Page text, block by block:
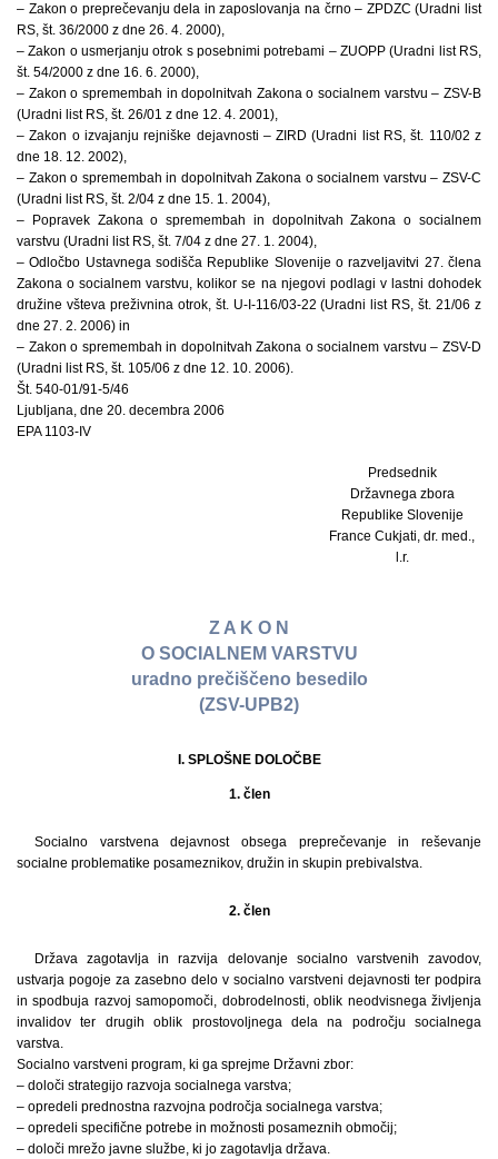
– Zakon o preprečevanju dela in zaposlovanja na črno – ZPDZC (Uradni list
RS, št. 36/2000 z dne 26. 4. 2000),
– Zakon o usmerjanju otrok s posebnimi potrebami – ZUOPP (Uradni list RS,
št. 54/2000 z dne 16. 6. 2000),
– Zakon o spremembah in dopolnitvah Zakona o socialnem varstvu – ZSV-B
(Uradni list RS, št. 26/01 z dne 12. 4. 2001),
– Zakon o izvajanju rejniške dejavnosti – ZIRD (Uradni list RS, št. 110/02 z
dne 18. 12. 2002),
– Zakon o spremembah in dopolnitvah Zakona o socialnem varstvu – ZSV-C
(Uradni list RS, št. 2/04 z dne 15. 1. 2004),
– Popravek Zakona o spremembah in dopolnitvah Zakona o socialnem
varstvu (Uradni list RS, št. 7/04 z dne 27. 1. 2004),
– Odločbo Ustavnega sodišča Republike Slovenije o razveljavitvi 27. člena
Zakona o socialnem varstvu, kolikor se na njegovi podlagi v lastni dohodek
družine všteva preživnina otrok, št. U-I-116/03-22 (Uradni list RS, št. 21/06 z
dne 27. 2. 2006) in
– Zakon o spremembah in dopolnitvah Zakona o socialnem varstvu – ZSV-D
(Uradni list RS, št. 105/06 z dne 12. 10. 2006).
Št. 540-01/91-5/46
Ljubljana, dne 20. decembra 2006
EPA 1103-IV
Predsednik
Državnega zbora
Republike Slovenije
France Cukjati, dr. med.,
l.r.
Z A K O N
O SOCIALNEM VARSTVU
uradno prečiščeno besedilo
(ZSV-UPB2)
I. SPLOŠNE DOLOČBE
1. člen
Socialno varstvena dejavnost obsega preprečevanje in reševanje
socialne problematike posameznikov, družin in skupin prebivalstva.
2. člen
Država zagotavlja in razvija delovanje socialno varstvenih zavodov,
ustvarja pogoje za zasebno delo v socialno varstveni dejavnosti ter podpira
in spodbuja razvoj samopomoči, dobrodelnosti, oblik neodvisnega življenja
invalidov ter drugih oblik prostovoljnega dela na področju socialnega
varstva.
Socialno varstveni program, ki ga sprejme Državni zbor:
– določi strategijo razvoja socialnega varstva;
– opredeli prednostna razvojna področja socialnega varstva;
– opredeli specifične potrebe in možnosti posameznih območij;
– določi mrežo javne službe, ki jo zagotavlja država.